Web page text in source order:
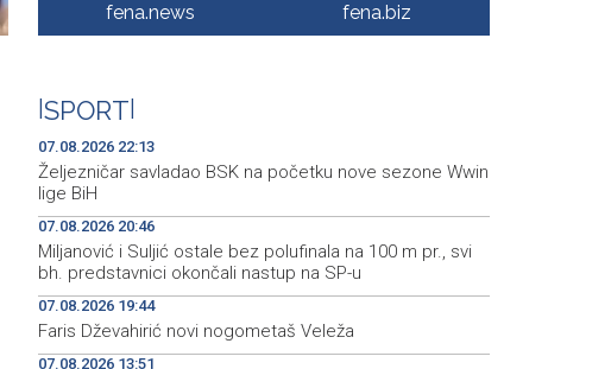
Najave događaja za 8. 8. 2026. godine (subota)
Grude, firefighters and Air Tractors on the ground
fena.news fena.biz
SPORT
07.08.2026 22:13
Željezničar savladao BSK na početku nove sezone Wwin
lige BiH
07.08.2026 20:46
Miljanović i Suljić ostale bez polufinala na 100 m pr., svi
bh. predstavnici okončali nastup na SP-u
07.08.2026 19:44
Faris Dževahirić novi nogometaš Veleža
07.08.2026 13:51